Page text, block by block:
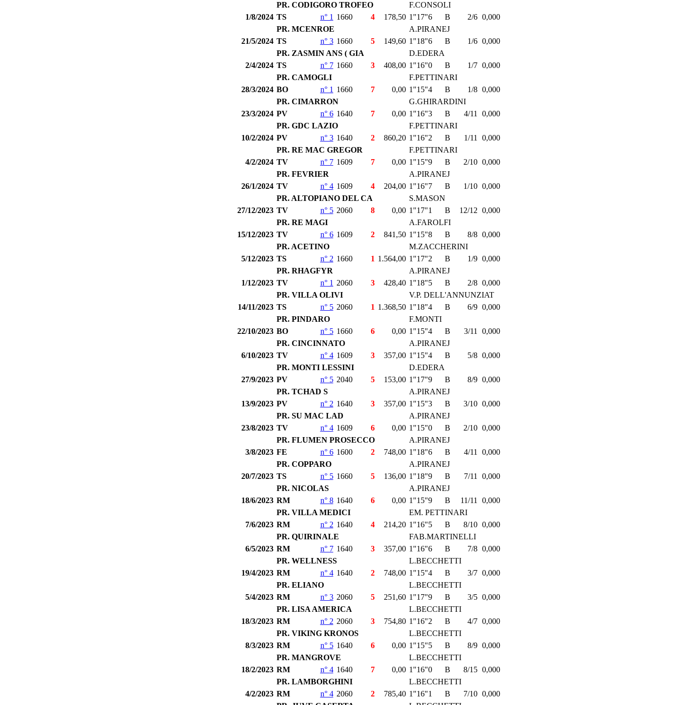
PR. CODIGORO TROFEO
F.CONSOLI
1/8/2024 TS n° 1 1660 4 178,50 1"17"6 B 2/6 0,000
PR. MCENROE
A.PIRANEJ
21/5/2024 TS n° 3 1660 5 149,60 1"18"6 B 1/6 0,000
PR. ZASMIN ANS ( GIA
D.EDERA
2/4/2024 TS n° 7 1660 3 408,00 1"16"0 B 1/7 0,000
PR. CAMOGLI
F.PETTINARI
28/3/2024 BO n° 1 1660 7 0,00 1"15"4 B 1/8 0,000
PR. CIMARRON
G.GHIRARDINI
23/3/2024 PV n° 6 1640 7 0,00 1"16"3 B 4/11
0,000
PR. GDC LAZIO
F.PETTINARI
10/2/2024 PV n° 3 1640 2 860,20 1"16"2 B 1/11
0,000
PR. RE MAC GREGOR
F.PETTINARI
4/2/2024 TV n° 7 1609 7 0,00 1"15"9 B 2/10 0,000
PR. FEVRIER
A.PIRANEJ
26/1/2024 TV n° 4 1609 4 204,00 1"16"7 B 1/10 0,000
PR. ALTOPIANO DEL CA
S.MASON
27/12/2023 TV n° 5 2060 8 0,00 1"17"1 B 12/12 0,000
PR. RE MAGI
A.FAROLFI
15/12/2023 TV n° 6 1609 2 841,50 1"15"8 B 8/8 0,000
PR. ACETINO
M.ZACCHERINI
5/12/2023 TS n° 2 1660 1 1.564,00 1"17"2 B 1/9 0,000
PR. RHAGFYR
A.PIRANEJ
1/12/2023 TV n° 1 2060 3 428,40 1"18"5 B 2/8 0,000
PR. VILLA OLIVI
V.P. DELL'ANNUNZIAT
14/11/2023 TS n° 5 2060 1 1.368,50 1"18"4 B 6/9 0,000
PR. PINDARO
F.MONTI
22/10/2023 BO n° 5 1660 6 0,00 1"15"4 B 3/11
0,000
PR. CINCINNATO
A.PIRANEJ
6/10/2023 TV n° 4 1609 3 357,00 1"15"4 B 5/8 0,000
PR. MONTI LESSINI
D.EDERA
27/9/2023 PV n° 5 2040 5 153,00 1"17"9 B 8/9 0,000
PR. TCHAD S
A.PIRANEJ
13/9/2023 PV n° 2 1640 3 357,00 1"15"3 B 3/10 0,000
PR. SU MAC LAD
A.PIRANEJ
23/8/2023 TV n° 4 1609 6 0,00 1"15"0 B 2/10 0,000
PR. FLUMEN PROSECCO
A.PIRANEJ
3/8/2023 FE n° 6 1600 2 748,00 1"18"6 B 4/11
0,000
PR. COPPARO
A.PIRANEJ
20/7/2023 TS n° 5 1660 5 136,00 1"18"9 B 7/11
0,000
PR. NICOLAS
A.PIRANEJ
18/6/2023 RM n° 8 1640 6 0,00 1"15"9 B 11/11
0,000
PR. VILLA MEDICI
EM. PETTINARI
7/6/2023 RM n° 2 1640 4 214,20 1"16"5 B 8/10 0,000
PR. QUIRINALE
FAB.MARTINELLI
6/5/2023 RM n° 7 1640 3 357,00 1"16"6 B 7/8 0,000
PR. WELLNESS
L.BECCHETTI
19/4/2023 RM n° 4 1640 2 748,00 1"15"4 B 3/7 0,000
PR. ELIANO
L.BECCHETTI
5/4/2023 RM n° 3 2060 5 251,60 1"17"9 B 3/5 0,000
PR. LISA AMERICA
L.BECCHETTI
18/3/2023 RM n° 2 2060 3 754,80 1"16"2 B 4/7 0,000
PR. VIKING KRONOS
L.BECCHETTI
8/3/2023 RM n° 5 1640 6 0,00 1"15"5 B 8/9 0,000
PR. MANGROVE
L.BECCHETTI
18/2/2023 RM n° 4 1640 7 0,00 1"16"0 B 8/15 0,000
PR. LAMBORGHINI
L.BECCHETTI
4/2/2023 RM n° 4 2060 2 785,40 1"16"1 B 7/10 0,000